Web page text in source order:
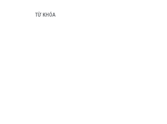
TỪ KHÓA